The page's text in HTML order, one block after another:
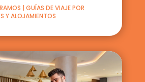
| GUÍAS DE VIAJE POR
Y ALOJAMIENTOS